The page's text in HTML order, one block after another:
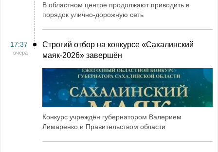
В областном центре продолжают приводить в
порядок улично-дорожную сеть
17:37
вчера
Строгий отбор на конкурсе «Сахалинский
маяк‑2026» завершён
Конкурс учреждён губернатором Валерием
Лимаренко и Правительством области